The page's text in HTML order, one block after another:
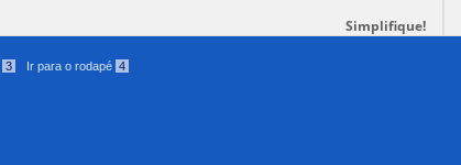
Simplifique!
3 Ir para o rodapé 4